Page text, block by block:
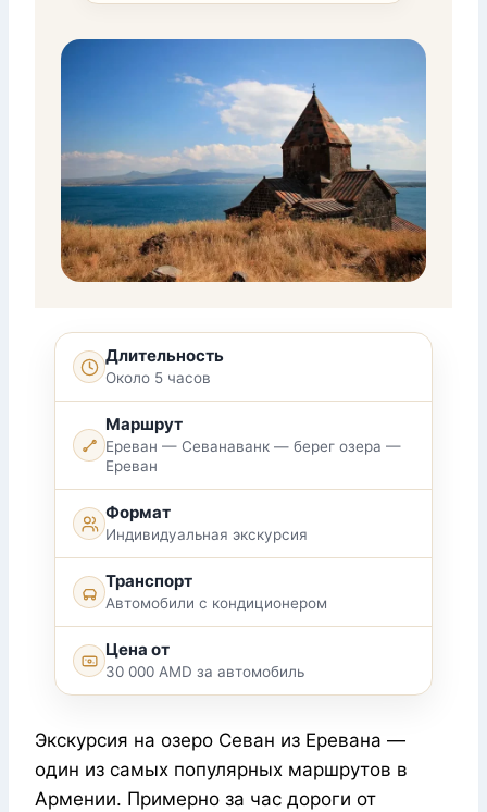
Длительность
Около 5 часов
Маршрут
Ереван — Севанаванк — берег озера —
Ереван
Формат
Индивидуальная экскурсия
Транспорт
Автомобили с кондиционером
Цена от
30 000 AMD за автомобиль
Экскурсия на озеро Севан из Еревана —
один из самых популярных маршрутов в
Армении. Примерно за час дороги от